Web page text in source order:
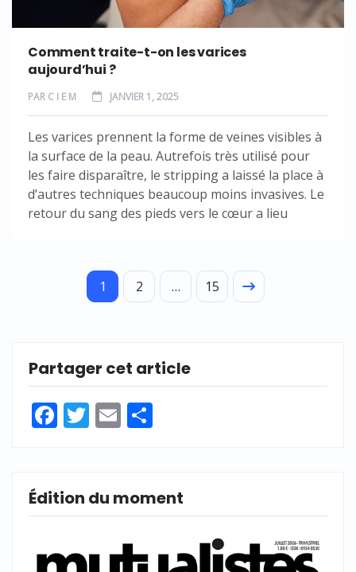
Comment traite-t-on les varices
aujourd’hui ?
PAR C I E M JANVIER 1, 2025
Les varices prennent la forme de veines visibles à
la surface de la peau. Autrefois très utilisé pour
les faire disparaître, le stripping a laissé la place à
d’autres techniques beaucoup moins invasives. Le
retour du sang des pieds vers le cœur a lieu
1 2 … 15
Partager cet article
Facebook
Twitter
Email
Édition du moment